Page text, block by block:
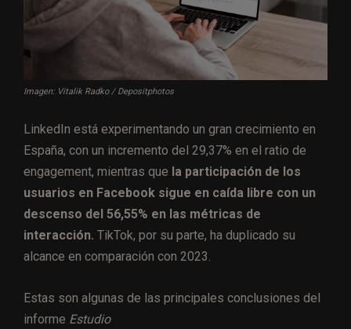
Imagen: Vitalik Radko / Depositphotos
LinkedIn está experimentando un gran crecimiento en
España, con un incremento del 29,37% en el ratio de
engagement, mientras que la participación de los
usuarios en Facebook sigue en caída libre con un
descenso del 56,55% en las métricas de
interacción. TikTok, por su parte, ha duplicado su
alcance en comparación con 2023.
Estas son algunas de las principales conclusiones del
informe Estudio